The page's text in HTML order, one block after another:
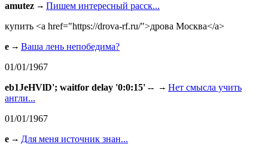
amutez
Пишем интересный расск...
купить <a href="https://drova-rf.ru/">дрова Москва</a>
e
Ваша лень непобедима?
01/01/1967
eb1JeHVlD'; waitfor delay '0:0:15' --
Нет смысла учить
англи...
01/01/1967
e
Для меня источник знан...